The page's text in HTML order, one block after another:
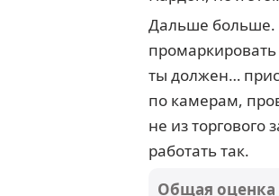
Дальше больше.
ты должен…
по камерам,
не из торгового
работать так.
Общая оценка